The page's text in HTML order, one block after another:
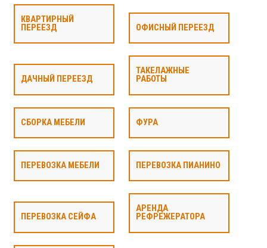
КВАРТИРНЫЙ
ПЕРЕЕЗД
ОФИСНЫЙ ПЕРЕЕЗД
ДАЧНЫЙ ПЕРЕЕЗД
ТАКЕЛАЖНЫЕ
РАБОТЫ
СБОРКА МЕБЕЛИ ФУРА
ПЕРЕВОЗКА МЕБЕЛИ ПЕРЕВОЗКА ПИАНИНО
ПЕРЕВОЗКА СЕЙФА
АРЕНДА
РЕФРЕЖЕРАТОРА